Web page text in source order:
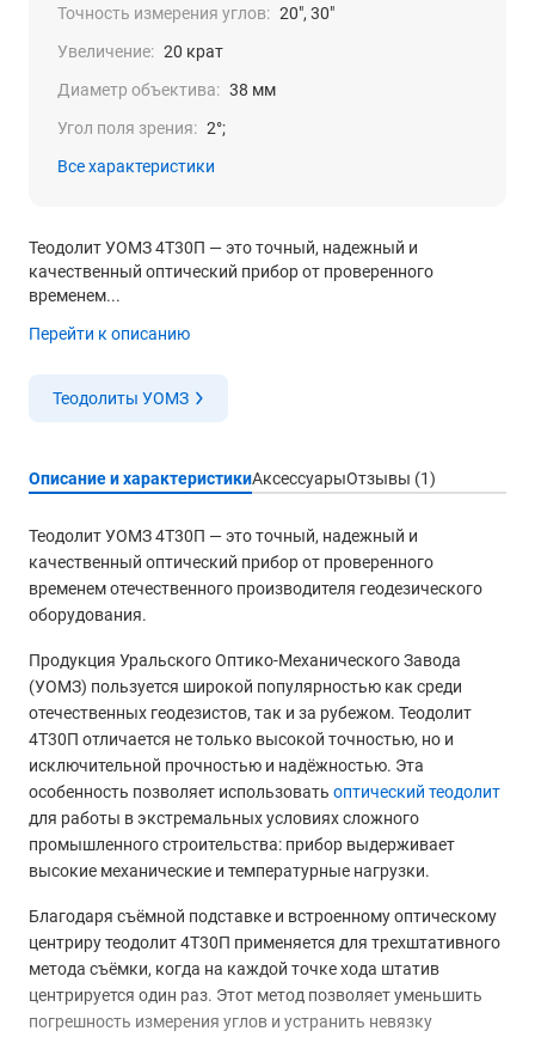
Точность измерения углов: 20", 30"
Увеличение: 20 крат
Диаметр объектива: 38 мм
Угол поля зрения: 2°;
Все характеристики
Теодолит УОМЗ 4Т30П — это точный, надежный и
качественный оптический прибор от проверенного
временем...
Перейти к описанию
Теодолиты УОМЗ
Описание и характеристикиАксессуарыОтзывы (1)
Теодолит УОМЗ 4Т30П — это точный, надежный и
качественный оптический прибор от проверенного
временем отечественного производителя геодезического
оборудования.
Продукция Уральского Оптико-Механического Завода
(УОМЗ) пользуется широкой популярностью как среди
отечественных геодезистов, так и за рубежом. Теодолит
4Т30П отличается не только высокой точностью, но и
исключительной прочностью и надёжностью. Эта
особенность позволяет использовать оптический теодолит
для работы в экстремальных условиях сложного
промышленного строительства: прибор выдерживает
высокие механические и температурные нагрузки.
Благодаря съёмной подставке и встроенному оптическому
центриру теодолит 4Т30П применяется для трехштативного
метода съёмки, когда на каждой точке хода штатив
центрируется один раз. Этот метод позволяет уменьшить
погрешность измерения углов и устранить невязку